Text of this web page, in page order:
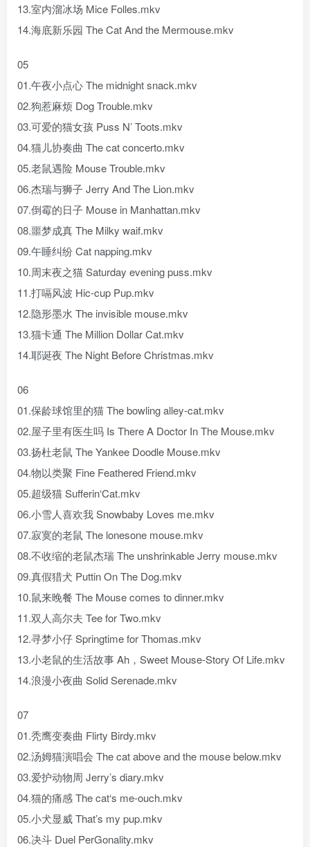
13.室内溜冰场 Mice Folles.mkv
14.海底新乐园 The Cat And the Mermouse.mkv
05
01.午夜小点心 The midnight snack.mkv
02.狗惹麻烦 Dog Trouble.mkv
03.可爱的猫女孩 Puss N’ Toots.mkv
04.猫儿协奏曲 The cat concerto.mkv
05.老鼠遇险 Mouse Trouble.mkv
06.杰瑞与狮子 Jerry And The Lion.mkv
07.倒霉的日子 Mouse in Manhattan.mkv
08.噩梦成真 The Milky waif.mkv
09.午睡纠纷 Cat napping.mkv
10.周末夜之猫 Saturday evening puss.mkv
11.打嗝风波 Hic-cup Pup.mkv
12.隐形墨水 The invisible mouse.mkv
13.猫卡通 The Million Dollar Cat.mkv
14.耶诞夜 The Night Before Christmas.mkv
06
01.保龄球馆里的猫 The bowling alley-cat.mkv
02.屋子里有医生吗 Is There A Doctor In The Mouse.mkv
03.扬杜老鼠 The Yankee Doodle Mouse.mkv
04.物以类聚 Fine Feathered Friend.mkv
05.超级猫 Sufferin‘Cat.mkv
06.小雪人喜欢我 Snowbaby Loves me.mkv
07.寂寞的老鼠 The lonesone mouse.mkv
08.不收缩的老鼠杰瑞 The unshrinkable Jerry mouse.mkv
09.真假猎犬 Puttin On The Dog.mkv
10.鼠来晚餐 The Mouse comes to dinner.mkv
11.双人高尔夫 Tee for Two.mkv
12.寻梦小仔 Springtime for Thomas.mkv
13.小老鼠的生活故事 Ah，Sweet Mouse-Story Of Life.mkv
14.浪漫小夜曲 Solid Serenade.mkv
07
01.秃鹰变奏曲 Flirty Birdy.mkv
02.汤姆猫演唱会 The cat above and the mouse below.mkv
03.爱护动物周 Jerry’s diary.mkv
04.猫的痛感 The cat‘s me-ouch.mkv
05.小犬显威 That’s my pup.mkv
06.决斗 Duel PerGonality.mkv